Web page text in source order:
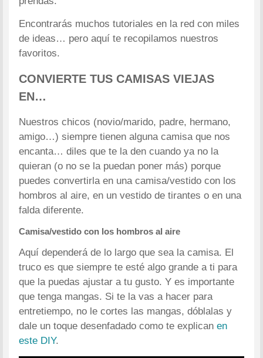
Encontrarás muchos tutoriales en la red con miles
de ideas… pero aquí te recopilamos nuestros
favoritos.
CONVIERTE TUS CAMISAS VIEJAS
EN…
Nuestros chicos (novio/marido, padre, hermano,
amigo…) siempre tienen alguna camisa que nos
encanta… diles que te la den cuando ya no la
quieran (o no se la puedan poner más) porque
puedes convertirla en una camisa/vestido con los
hombros al aire, en un vestido de tirantes o en una
falda diferente.
Camisa/vestido con los hombros al aire
Aquí dependerá de lo largo que sea la camisa. El
truco es que siempre te esté algo grande a ti para
que la puedas ajustar a tu gusto. Y es importante
que tenga mangas. Si te la vas a hacer para
entretiempo, no le cortes las mangas, dóblalas y
dale un toque desenfadado como te explicanen
este DIY.